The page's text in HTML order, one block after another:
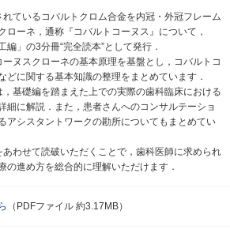
ているコバルトクロム合金を内冠・外冠フレーム
ローネ，通称『コバルトコーヌス』について，
編」の3分冊“完全読本”として発行．
ヌスクローネの基本原理を基盤とし，コバルトコ
どに関する基本知識の整理をまとめています．
基礎編を踏まえた上での実際の歯科臨床における
細に解説．また，患者さんへのコンサルテーショ
アシスタントワークの勘所についてもまとめてい
わせて読破いただくことで，歯科医師に求められ
の進め方を総合的に理解いただけます．
（PDFファイル 約3.17MB）